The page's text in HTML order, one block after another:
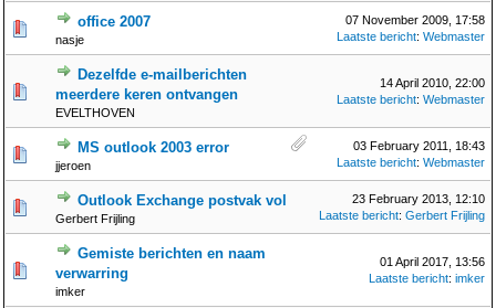
office 2007
nasje
07 November 2009, 17:58
Laatste bericht: Webmaster
Dezelfde e-mailberichten
meerdere keren ontvangen
EVELTHOVEN
14 April 2010, 22:00
Laatste bericht: Webmaster
MS outlook 2003 error
jjeroen
03 February 2011, 18:43
Laatste bericht: Webmaster
Outlook Exchange postvak vol
Gerbert Frijling
23 February 2013, 12:10
Laatste bericht: Gerbert Frijling
Gemiste berichten en naam
verwarring
imker
01 April 2017, 13:56
Laatste bericht: imker